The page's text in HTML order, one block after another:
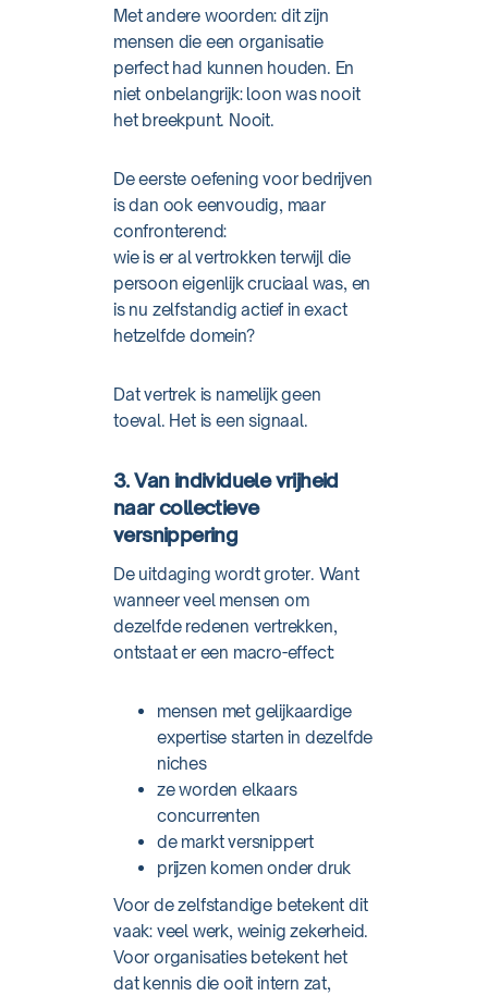
Met andere woorden: dit zijn
mensen die een organisatie
perfect had kunnen houden. En
niet onbelangrijk: loon was nooit
het breekpunt. Nooit.
De eerste oefening voor bedrijven
is dan ook eenvoudig, maar
confronterend:
wie is er al vertrokken terwijl die
persoon eigenlijk cruciaal was, en
is nu zelfstandig actief in exact
hetzelfde domein?
Dat vertrek is namelijk geen
toeval. Het is een signaal.
3. Van individuele vrijheid
naar collectieve
versnippering
De uitdaging wordt groter. Want
wanneer veel mensen om
dezelfde redenen vertrekken,
ontstaat er een macro-effect:
mensen met gelijkaardige
expertise starten in dezelfde
niches
ze worden elkaars
concurrenten
de markt versnippert
prijzen komen onder druk
Voor de zelfstandige betekent dit
vaak: veel werk, weinig zekerheid.
Voor organisaties betekent het
dat kennis die ooit intern zat,